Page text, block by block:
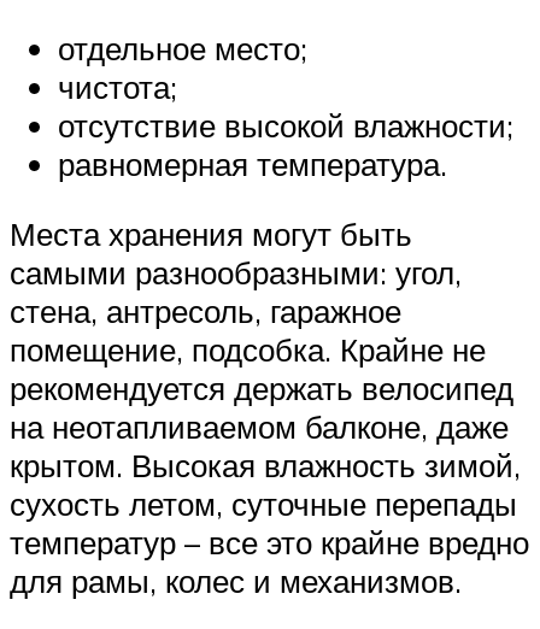
отдельное место;
чистота;
отсутствие высокой влажности;
равномерная температура.
Места хранения могут быть
самыми разнообразными: угол,
стена, антресоль, гаражное
помещение, подсобка. Крайне не
рекомендуется держать велосипед
на неотапливаемом балконе, даже
крытом. Высокая влажность зимой,
сухость летом, суточные перепады
температур – все это крайне вредно
для рамы, колес и механизмов.